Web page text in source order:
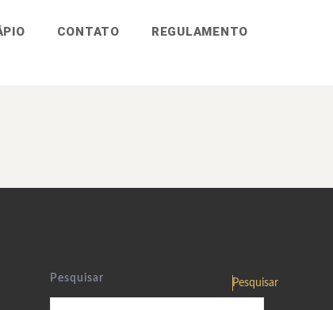
CONTATO REGULAMENTO
Pesquisar Pesquisar